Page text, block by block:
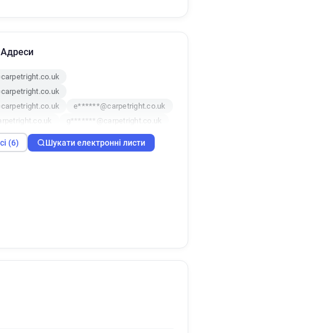
Адреси
e******@carpetright.co.uk
g*******@carpetright.co.uk
(6) Шукати електронні листи